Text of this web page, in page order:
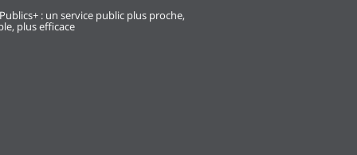
: un service public plus proche,
plus efficace